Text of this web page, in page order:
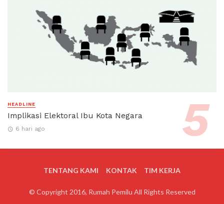
HEADLINE
Implikasi Elektoral Ibu Kota Negara
6 hari ago
TENTANG KAMI KONTAK TIM KERJA
© Copyright 2016, Rumah Pemilu All Rights Reserved